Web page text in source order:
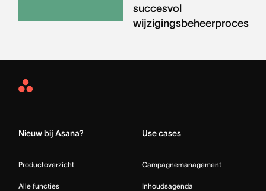
succesvol
wijzigingsbeheerproces
Asana
Nieuw bij Asana?
Productoverzicht
Alle functies
Use cases
Campagnemanagement
Inhoudsagenda